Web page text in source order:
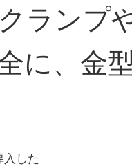
ランプ
に、金
入した